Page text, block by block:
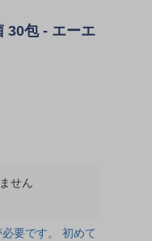
30包 - エーエ
せん
要です。 初めて